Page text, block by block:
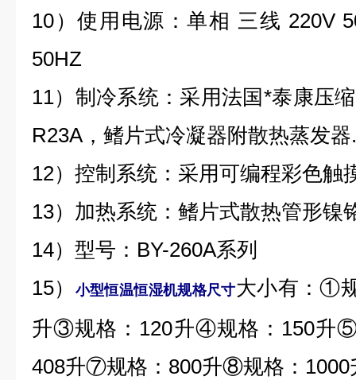
10）使用电源：单相 三线 220V
50HZ
11）制冷系统：采用法国*泰康压
R23A，鳍片式冷凝器附散热蒸发器.
12）控制系统：采用可编程彩色触
13）加热系统：鳍片式散热管形镍
14）型号：BY-260A系列
15）
小型恒温恒湿机规格尺寸大小有：①
升③规格：120升④规格：150升
408升⑦规格：800升⑧规格：1000